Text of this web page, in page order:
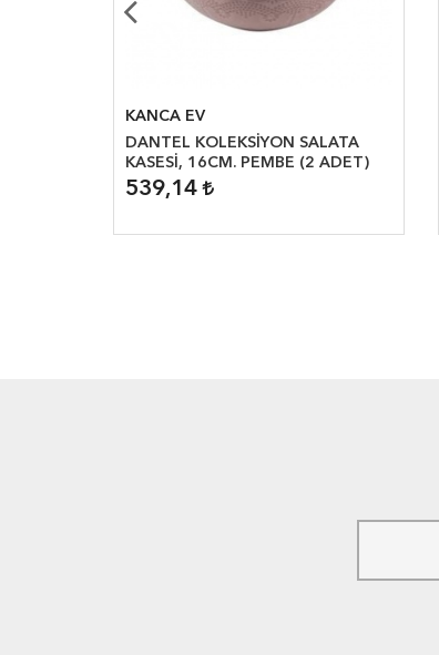
KANCA EV
DANTEL KOLEKSİYON SALATA
KASESİ, 16CM. PEMBE (2 ADET)
539,14